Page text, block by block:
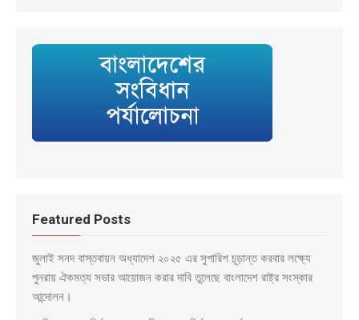
Featured Posts
জুলাই সনদ বাস্তবায়ন অধ্যাদেশ ২০২৫ এর সুপারিশ চূড়ান্ত করবার লক্ষ্যে
পুনরায় ঐকমত্য সভার আয়োজন করার দাবি তুলেছে বাংলাদেশ রাষ্ট্র সংস্কার
আন্দোলন।